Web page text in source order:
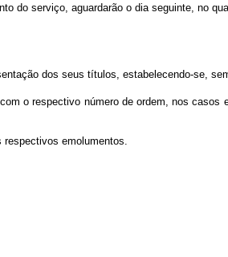
do serviço, aguardarão o dia seguinte, no
dos seus títulos, estabelecendo-se,
o respectivo número de ordem, nos casos
emolumentos.